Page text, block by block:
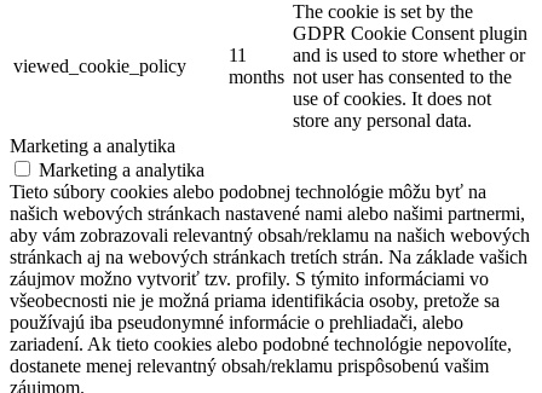
viewed_cookie_policy
11
months
The cookie is set by the
GDPR Cookie Consent plugin
and is used to store whether or
not user has consented to the
use of cookies. It does not
store any personal data.
Marketing a analytika
Marketing a analytika
Tieto súbory cookies alebo podobnej technológie môžu byť na
našich webových stránkach nastavené nami alebo našimi partnermi,
aby vám zobrazovali relevantný obsah/reklamu na našich webových
stránkach aj na webových stránkach tretích strán. Na základe vašich
záujmov možno vytvoriť tzv. profily. S týmito informáciami vo
všeobecnosti nie je možná priama identifikácia osoby, pretože sa
používajú iba pseudonymné informácie o prehliadači, alebo
zariadení. Ak tieto cookies alebo podobné technológie nepovolíte,
dostanete menej relevantný obsah/reklamu prispôsobenú vašim
záujmom.